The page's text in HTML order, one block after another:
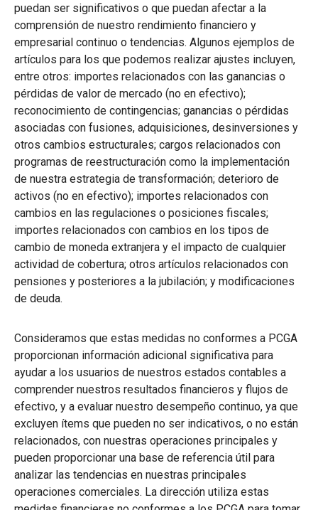
puedan ser significativos o que puedan afectar a la
comprensión de nuestro rendimiento financiero y
empresarial continuo o tendencias. Algunos ejemplos de
artículos para los que podemos realizar ajustes incluyen,
entre otros: importes relacionados con las ganancias o
pérdidas de valor de mercado (no en efectivo);
reconocimiento de contingencias; ganancias o pérdidas
asociadas con fusiones, adquisiciones, desinversiones y
otros cambios estructurales; cargos relacionados con
programas de reestructuración como la implementación
de nuestra estrategia de transformación; deterioro de
activos (no en efectivo); importes relacionados con
cambios en las regulaciones o posiciones fiscales;
importes relacionados con cambios en los tipos de
cambio de moneda extranjera y el impacto de cualquier
actividad de cobertura; otros artículos relacionados con
pensiones y posteriores a la jubilación; y modificaciones
de deuda.
Consideramos que estas medidas no conformes a PCGA
proporcionan información adicional significativa para
ayudar a los usuarios de nuestros estados contables a
comprender nuestros resultados financieros y flujos de
efectivo, y a evaluar nuestro desempeño continuo, ya que
excluyen ítems que pueden no ser indicativos, o no están
relacionados, con nuestras operaciones principales y
pueden proporcionar una base de referencia útil para
analizar las tendencias en nuestras principales
operaciones comerciales. La dirección utiliza estas